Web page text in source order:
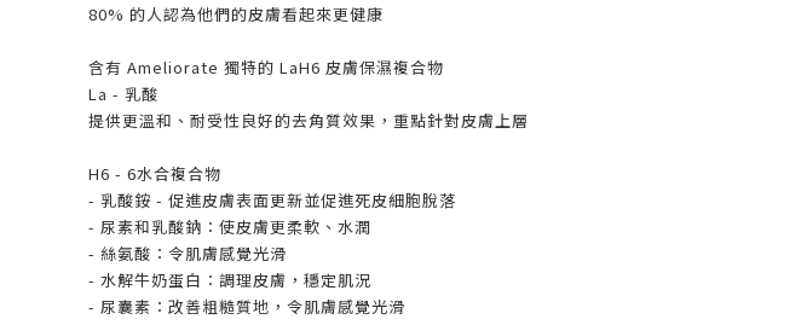
80% 的人認為他們的皮膚看起來更健康
含有 Ameliorate 獨特的 LaH6 皮膚保濕複合物
La - 乳酸
提供更溫和、耐受性良好的去角質效果，重點針對皮膚上層
H6 - 6水合複合物
- 乳酸銨 - 促進皮膚表面更新並促進死皮細胞脫落
- 尿素和乳酸鈉：使皮膚更柔軟、水潤
- 絲氨酸：令肌膚感覺光滑
- 水解牛奶蛋白：調理皮膚，穩定肌況
- 尿囊素：改善粗糙質地，令肌膚感覺光滑